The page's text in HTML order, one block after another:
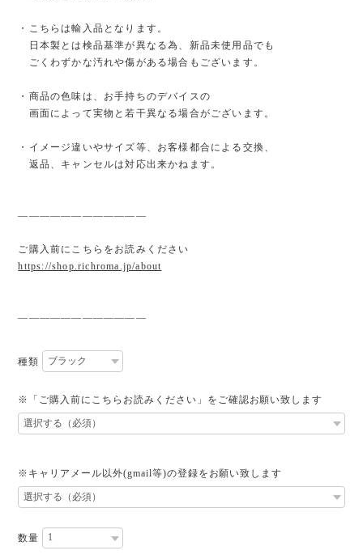
・こちらは輸入品となります。
日本製とは検品基準が異なる為、新品未使用品でも
ごくわずかな汚れや傷がある場合もございます。
・商品の色味は、お手持ちのデバイスの
画面によって実物と若干異なる場合がございます。
・イメージ違いやサイズ等、お客様都合による交換、
返品、キャンセルは対応出来かねます。
————————————
ご購入前にこちらをお読みください
https://shop.richroma.jp/about
————————————
種類
※「ご購入前にこちらお読みください」をご確認お願い致します
※キャリアメール以外(gmail等)の登録をお願い致します
数量